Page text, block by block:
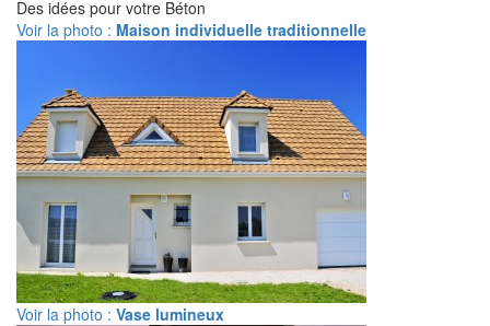
Des idées pour votre Béton
Voir la photo : Maison individuelle traditionnelle
Voir la photo : Vase lumineux